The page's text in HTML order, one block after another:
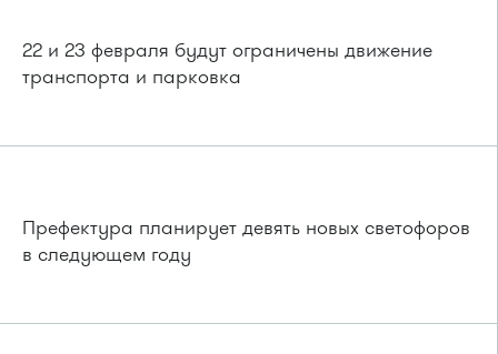
22 и 23 февраля будут ограничены движение
транспорта и парковка
Префектура планирует девять новых светофоров
в следующем году